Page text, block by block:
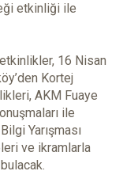
etkinliği ile
16 Nisan
Kortej
AKM Fuaye
ile
Yarışması
ve ikramlarla